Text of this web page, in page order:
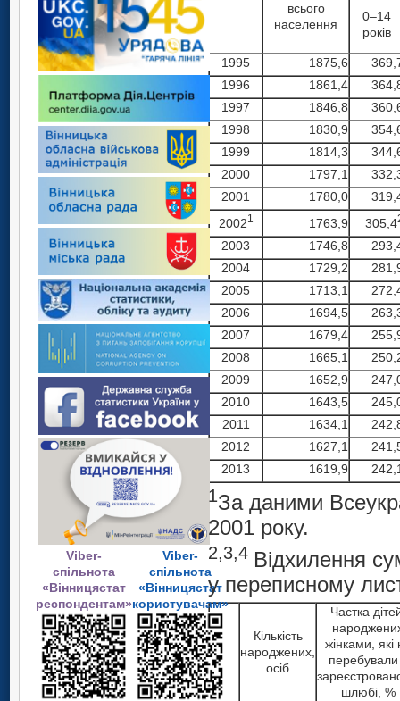
Viber-
спільнота
«Вінницястат
респондентам»
Viber-
спільнота
«Вінницястат
користувачам»
всього
населення
0–14
років
1995 1875,6
1996
1861,4
1997
1846,8
1998
1830,9
1999
1814,3
2000
1797,1
2001
1780,0
20021 1763,9 305,4
2003 1746,8
2004
1729,2
2005
1713,1
2006
1694,5
2007
1679,4
2008
1665,1
2009
1652,9
2010
1643,5
2011
1634,1
2012
1627,1
2013
1619,9
1За даними
2001 року.
2,3,4 Відхилення
у переписному
Кількість
народжених,
осіб
Частка
жінками, які
перебували
шлюбі, %